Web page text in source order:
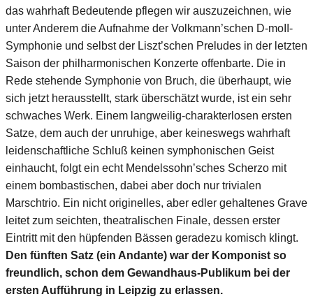
das wahrhaft Bedeutende pflegen wir auszuzeichnen, wie
unter Anderem die Aufnahme der Volkmann’schen D-moII-
Symphonie und selbst der Liszt’schen Preludes in der letzten
Saison der philharmonischen Konzerte offenbarte. Die in
Rede stehende Symphonie von Bruch, die überhaupt, wie
sich jetzt herausstellt, stark überschätzt wurde, ist ein sehr
schwaches Werk. Einem langweilig-charakterlosen ersten
Satze, dem auch der unruhige, aber keineswegs wahrhaft
leidenschaftliche Schluß keinen symphonischen Geist
einhaucht, folgt ein echt Mendelssohn’sches Scherzo mit
einem bombastischen, dabei aber doch nur trivialen
Marschtrio. Ein nicht originelles, aber edler gehaltenes Grave
leitet zum seichten, theatralischen Finale, dessen erster
Eintritt mit den hüpfenden Bässen geradezu komisch klingt.
Den fünften Satz (ein Andante) war der Komponist so
freundlich, schon dem Gewandhaus-Publikum bei der
ersten Aufführung in Leipzig zu erlassen.